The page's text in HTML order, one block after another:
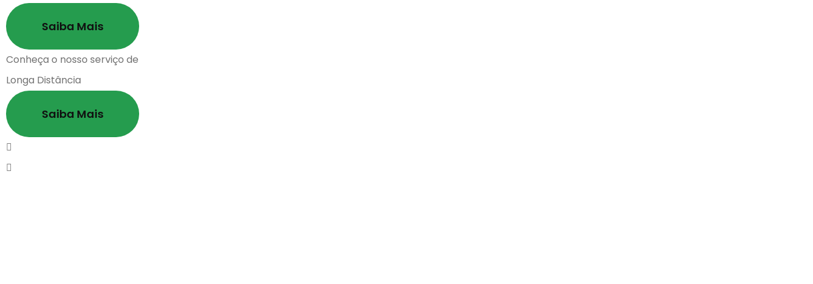
Saiba Mais
Conheça o nosso serviço de
Longa Distância
Saiba Mais